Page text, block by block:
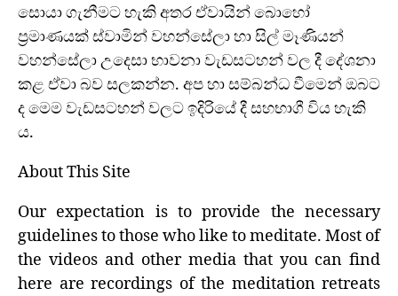
සොයා ගැනීමට හැකි අතර ඒවායින් බොහෝ
ප්‍රමාණයක් ස්වාමින් වහන්සේලා හා සිල් මෑණියන්
වහන්සේලා උදෙසා භාවනා වැඩසටහන් වල දී දේශනා
කළ ඒවා බව සලකන්න. අප හා සම්බන්ධ වීමෙන් ඔබට
ද මෙම වැඩසටහන් වලට ඉදිරියේ දී සහභාගී විය හැකි
ය.
About This Site
Our expectation is to provide the necessary
guidelines to those who like to meditate. Most of
the videos and other media that you can find
here are recordings of the meditation retreats